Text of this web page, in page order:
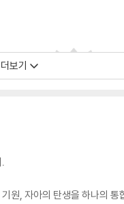
보기
원, 자아의 탄생을 하나의